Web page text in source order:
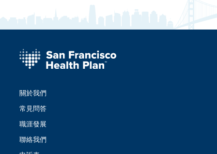
關於我們
常見問答
職涯發展
聯絡我們